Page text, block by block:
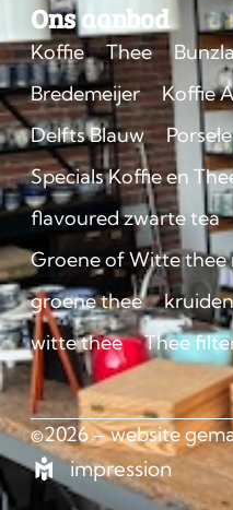
Ons aanbod
Koffie Thee
Bredemeijer
Koffie
Delfts Blauw
Specials Koffie en
flavoured zwarte tea
Groene of Witte
groene thee
witte thee
Thee
©2026 – website
impression